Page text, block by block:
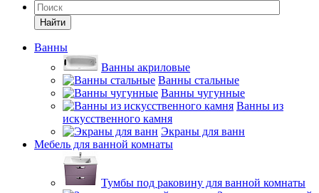
Найти
Ванны
Ванны акриловые
Ванны стальные
Ванны чугунные
Ванны из
искусственного камня
Экраны для ванн
Мебель для ванной комнаты
Тумбы под раковину для ванной комнаты